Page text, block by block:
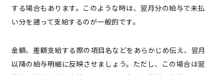
する場合もあります。このような時は、翌月分の給与で未払
い分を遡って支給するのが一般的です。
金額、差額支給する際の項目名などをあらかじめ伝え、翌月
以降の給与明細に反映させましょう。ただし、この場合は翌